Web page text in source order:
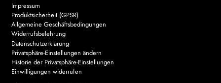
Impressum
Produktsicherheit (GPSR)
Allgemeine Geschäftsbedingungen
Widerrufsbelehrung
Datenschutzerklärung
Privatsphäre-Einstellungen ändern
Historie der Privatsphäre-Einstellungen
Einwilligungen widerrufen